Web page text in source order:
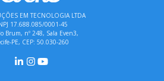
EM TECNOLOGIA LTDA
17.688.085/0001-45
Brum, nº 248, Sala Even3,
PE, CEP: 50.030-260